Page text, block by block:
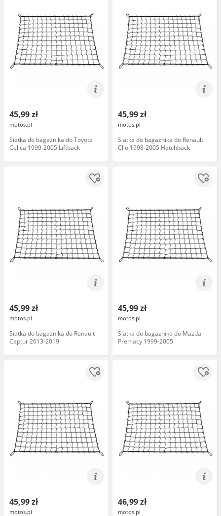
45,99 zł
motos.pl
Siatka do bagażnika do Toyota
Celica 1999-2005 Liftback
45,99 zł
motos.pl
Siatka do bagażnika do Renault
Clio 1998-2005 Hatchback
45,99 zł
motos.pl
Siatka do bagażnika do Renault
Captur 2013-2019
45,99 zł
motos.pl
Siatka do bagażnika do Mazda
Premacy 1999-2005
45,99 zł
motos.pl
46,99 zł
motos.pl